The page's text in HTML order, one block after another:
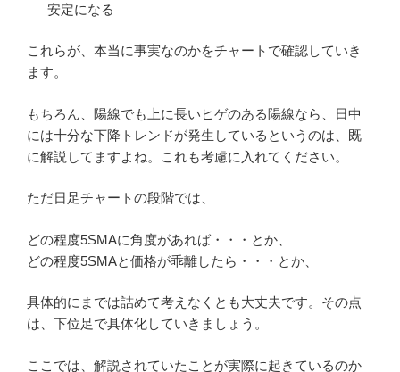
安定になる
これらが、本当に事実なのかをチャートで確認していき
ます。
もちろん、陽線でも上に長いヒゲのある陽線なら、日中
には十分な下降トレンドが発生しているというのは、既
に解説してますよね。これも考慮に入れてください。
ただ日足チャートの段階では、
どの程度5SMAに角度があれば・・・とか、
どの程度5SMAと価格が乖離したら・・・とか、
具体的にまでは詰めて考えなくとも大丈夫です。その点
は、下位足で具体化していきましょう。
ここでは、解説されていたことが実際に起きているのか